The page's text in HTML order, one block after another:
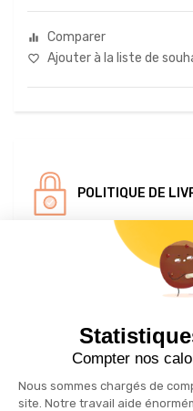
equalizer Comparer
favorite_border Ajouter à la liste de
POLITIQUE DE
Recevez nos actualités
Compter nos
Nous sommes chargés de
site. Notre travail aide